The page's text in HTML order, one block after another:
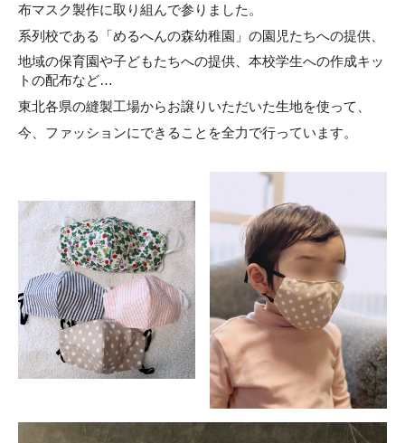
布マスク製作に取り組んで参りました。
系列校である「めるへんの森幼稚園」の園児たちへの提供、
地域の保育園や子どもたちへの提供、本校学生への作成キッ
トの配布など…
東北各県の縫製工場からお譲りいただいた生地を使って、
今、ファッションにできることを全力で行っています。